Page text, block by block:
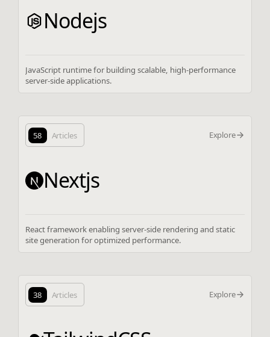
Nodejs
JavaScript runtime for building scalable, high-performance
server-side applications.
58 Articles Explore
Nextjs
React framework enabling server-side rendering and static
site generation for optimized performance.
38 Articles Explore